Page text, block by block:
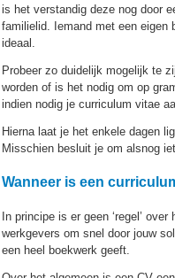
is het verstandig deze nog door
familielid. Iemand met een eigen
ideaal.
Probeer zo duidelijk mogelijk te
worden of is het nodig om op
indien nodig je curriculum vitae
Hierna laat je het enkele dagen
Misschien besluit je om alsnog
Wanneer is een
In principe is er geen ‘regel’
werkgevers om snel door jouw
een heel boekwerk geeft.